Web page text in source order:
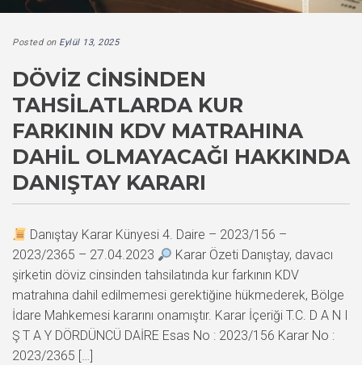
Posted on Eylül 13, 2025
DÖVIZ CINSINDEN
TAHSILATLARDA KUR
FARKININ KDV MATRAHINA
DAHIL OLMAYACAĞI HAKKINDA
DANIŞTAY KARARI
Danıştay Karar Künyesi 4. Daire – 2023/156 –
2023/2365 – 27.04.2023
Karar Özeti Danıştay, davacı
şirketin döviz cinsinden tahsilatında kur farkının KDV
matrahına dahil edilmemesi gerektiğine hükmederek, Bölge
İdare Mahkemesi kararını onamıştır. Karar İçeriği T.C. D A N I
Ş T A Y DÖRDÜNCÜ DAİRE Esas No : 2023/156 Karar No :
2023/2365 […]